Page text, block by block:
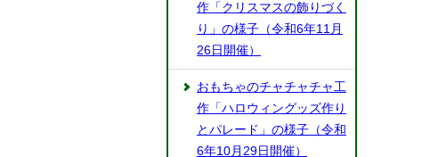
作「クリスマスの飾りづく
り」の様子（令和6年11月
26日開催）
おもちゃのチャチャチャ工
作「ハロウィングッズ作り
とパレード」の様子（令和
6年10月29日開催）